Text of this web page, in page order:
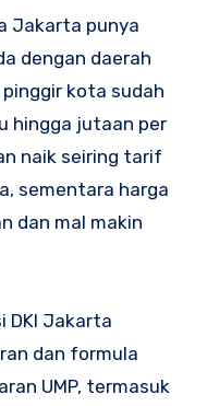
Jakarta punya
dengan daerah
kota sudah
hingga jutaan per
naik seiring tarif
sementara harga
dan mal makin
DKI Jakarta
dan formula
UMP, termasuk